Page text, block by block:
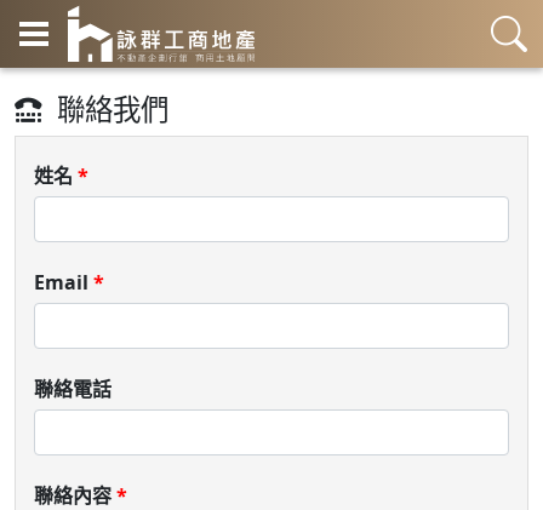
聯絡我們
姓名 *
Email *
聯絡電話
聯絡內容*